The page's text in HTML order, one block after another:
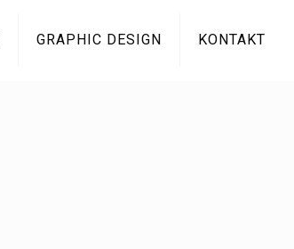
GRAPHIC DESIGN KONTAKT